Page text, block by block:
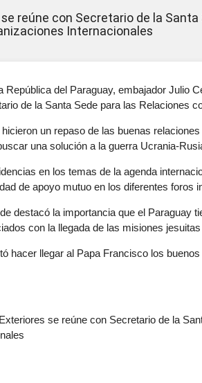
reúne con Secretario de la Santa
Internacionales
del Paraguay, embajador Julio
de la Santa Sede para las Relaciones
un repaso de las buenas
una solución a la guerra Ucrania-
en los temas de la agenda
de apoyo mutuo en los diferentes foros
destacó la importancia que el Paraguay
con la llegada de las misiones
hacer llegar al Papa Francisco los